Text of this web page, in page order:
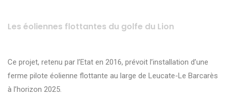
Les éoliennes flottantes du golfe du Lion
Ce projet, retenu par l’Etat en 2016, prévoit l’installation d’une
ferme pilote éolienne flottante au large de Leucate-Le Barcarès
à l’horizon 2025.